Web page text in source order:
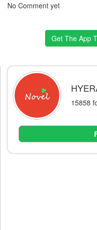
No Comment yet
Get The App
15858